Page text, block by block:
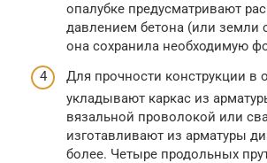
опалубке предусматривают
давлением бетона (или земли
она сохранила необходимую
Для прочности конструкции в
укладывают каркас из
вязальной проволокой или
изготавливают из арматуры
более. Четыре продольных